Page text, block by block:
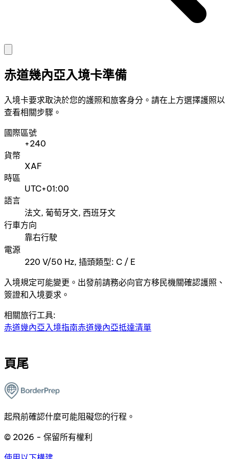
赤道幾內亞入境卡準備
入境卡要求取決於您的護照和旅客身分。請在上方選擇護照以
查看相關步驟。
國際區號
+240
貨幣
XAF
時區
UTC+01:00
語言
法文, 葡萄牙文, 西班牙文
行車方向
靠右行駛
電源
220 V/50 Hz, 插頭類型: C / E
入境規定可能變更。出發前請務必向官方移民機關確認護照、
簽證和入境要求。
相關旅行工具:
赤道幾內亞入境指南赤道幾內亞抵達清單
頁尾
起飛前確認什麼可能阻礙您的行程。
© 2026 - 保留所有權利